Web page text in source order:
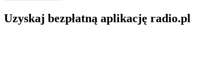
Uzyskaj bezpłatną aplikację radio.pl